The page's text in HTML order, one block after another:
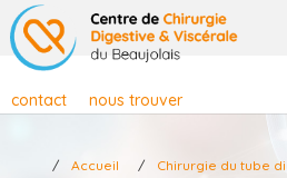
contact nous trouver
Accueil Chirurgie du tube